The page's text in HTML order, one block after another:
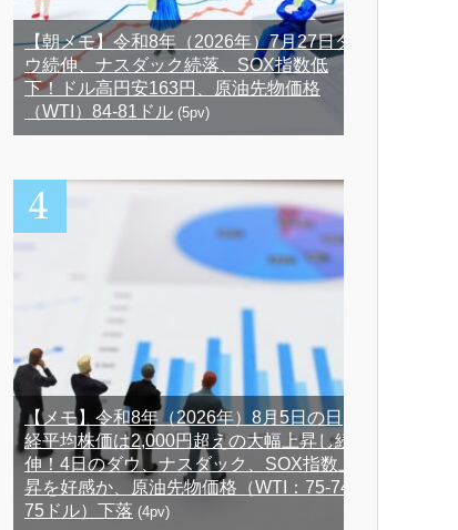
【朝メモ】令和8年（2026年）7月27日ダ
ウ続伸、ナスダック続落、SOX指数低
下！ドル高円安163円、原油先物価格
（WTI）84-81ドル (5pv)
【メモ】令和8年（2026年）8月5日の日
経平均株価は2,000円超えの大幅上昇し続
伸！4日のダウ、ナスダック、SOX指数上
昇を好感か、原油先物価格（WTI：75-74-
75ドル）下落 (4pv)